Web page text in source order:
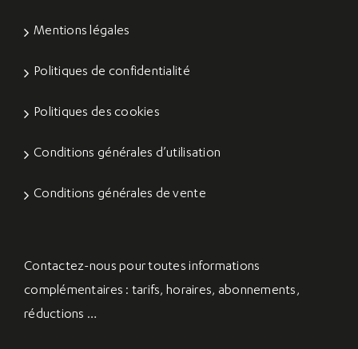
Mentions légales
Politiques de confidentialité
Politiques des cookies
Conditions générales d’utilisation
Conditions générales de vente
Contactez-nous pour toutes informations
complémentaires : tarifs, horaires, abonnements,
réductions …